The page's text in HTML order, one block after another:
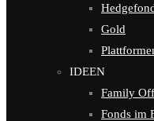
Gold
IDEEN
Family
Fonds im